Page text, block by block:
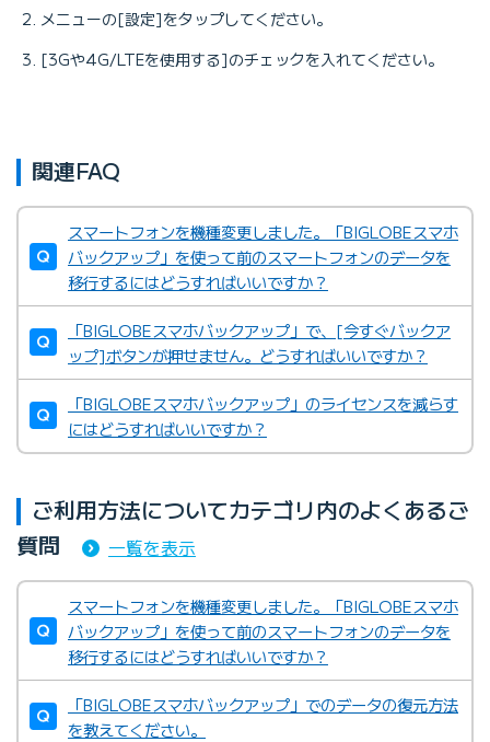
メニューの[設定]をタップしてください。
[3Gや4G/LTEを使用する]のチェックを入れてください。
関連FAQ
スマートフォンを機種変更しました。「BIGLOBEスマホ
バックアップ」を使って前のスマートフォンのデータを
移行するにはどうすればいいですか？
「BIGLOBEスマホバックアップ」で、[今すぐバックア
ップ]ボタンが押せません。どうすればいいですか？
「BIGLOBEスマホバックアップ」のライセンスを減らす
にはどうすればいいですか？
ご利用方法についてカテゴリ内のよくあるご
質問
一覧を表示
スマートフォンを機種変更しました。「BIGLOBEスマホ
バックアップ」を使って前のスマートフォンのデータを
移行するにはどうすればいいですか？
「BIGLOBEスマホバックアップ」でのデータの復元方法
を教えてください。